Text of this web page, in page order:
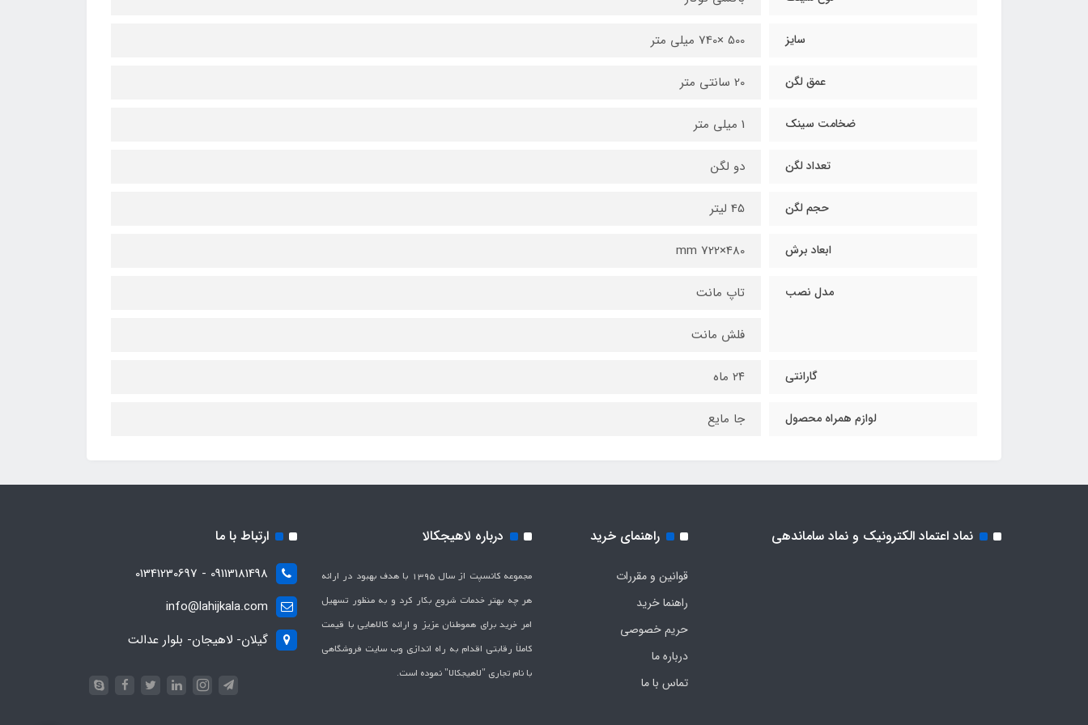
سایز 500 ×740 میلی متر
عمق لگن 20 سانتی متر
ضخامت سینک 1 میلی متر
تعداد لگن دو لگن
حجم لگن 45 لیتر
ابعاد برش 480×722 mm
مدل نصب تاپ مانت
فلش مانت
گارانتی ٢٤ ماه
لوازم همراه محصول جا مایع
نماد اعتماد الکترونیک و نماد ساماندهی راهنمای خرید
قوانین و مقررات
راهنما خرید
حریم خصوصی
درباره ما
تماس با ما
درباره لاهیجکالا
مجموعه کانسپت از سال 1395 با هدف بهبود در ارائه
هر چه بهتر خدمات شروع بکار کرد و به منظور تسهیل
امر خرید برای هموطنان عزیز و ارائه کالاهایی با قیمت
کاملاَ رقابتی اقدام به راه اندازی وب سایت فروشگاهی
با نام تجاری "لاهیج­کالا" نموده است.
ارتباط با ما
09113181498 - 01341230697
info@lahijkala.com
گیلان- لاهیجان- بلوار عدالت